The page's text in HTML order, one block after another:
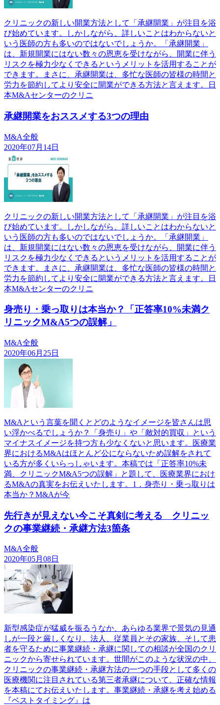
クリニックの新しい開業方法として「承継開業」が注目を浴
び始めています。しかしながら、詳しいことはわからないと
いう医師の方も多いのではないでしょうか。「承継開業」
は、新規開業にはない数々の恩恵を受けながら、開業に伴う
リスクを極力少なくできるというメリットを活用することが
できます。まさに、承継開業は、多忙な医師の皆様の時間と
労力を節約してより安全に開業ができる方法と言えます。日
本M&Aセンターのクリニ
承継開業をおススメする3つの理由
M&A全般
2020年07月14日
クリニックの新しい開業方法として「承継開業」が注目を浴
び始めています。しかしながら、詳しいことはわからないと
いう医師の方も多いのではないでしょうか。「承継開業」
は、新規開業にはない数々の恩恵を受けながら、開業に伴う
リスクを極力少なくできるというメリットを活用することが
できます。まさに、承継開業は、多忙な医師の皆様の時間と
労力を節約してより安全に開業ができる方法と言えます。日
本M&Aセンターのクリニ
身売り・乗っ取りは本当か？「正答率10%未満ク
リニックM&A5つの誤解」
M&A全般
2020年06月25日
M&Aという言葉を聞くとどのようなイメージを皆さんは思
い浮かべるでしょうか？「身売り」や「敵対的買収」という
マイナスイメージを持つ方も少なくないと思います。医療業
界におけるM&Aはほとんど公にならないため誤解をされて
いる方が多くいらっしゃいます。本稿では「正答率10%未
満、クリニックM&A5つの誤解」と題して、医療業界におけ
るM&Aの真実をお伝えいたします。1．身売り・乗っ取りは
本当か？M&Aが今
先行きが見えない今こそ真剣に考える クリニッ
クの事業継続・承継方法3箇条
M&A全般
2020年05月08日
新型感染症が猛威を振るうなか、あらゆる業界で景気の見通
しが一段と厳しくなり、法人、従業員とその家族、そして患
者を守るために事業継続・承継に関しての相談が全国のクリ
ニックから寄せられています。世間がこのような状況の中、
クリニックの事業継続・承継方法の一つの手段として多くの
医療機関に注目されている第三者承継について、正確な情報
を本稿にてお伝えいたします。事業継続・承継を考え始める
『ベストタイミング』は